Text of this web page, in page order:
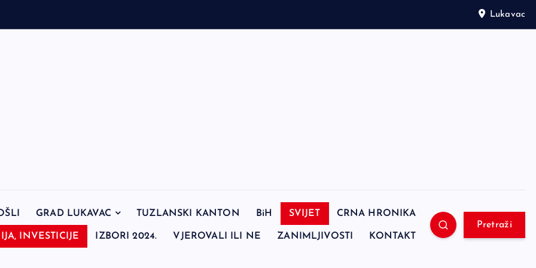
Lukavac
GRAD LUKAVAC TUZLANSKI KANTON BiH SVIJET CRNA HRONIKA
INVESTICIJE IZBORI 2024. VJEROVALI ILI NE ZANIMLJIVOSTI KONTAKT
Pretraži